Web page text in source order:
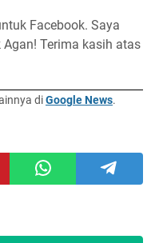
Facebook. Saya
Terima kasih atas
diGoogle News.